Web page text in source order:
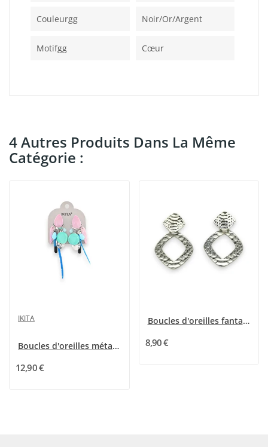
Couleurgg Noir/or/argent
Motifgg Cœur
4 Autres Produits Dans La Même
Catégorie :
IKITA
Boucles d'oreilles métal argenté turquoise et...
12,90 €
Boucles d'oreilles fantaisies argentées...
8,90 €